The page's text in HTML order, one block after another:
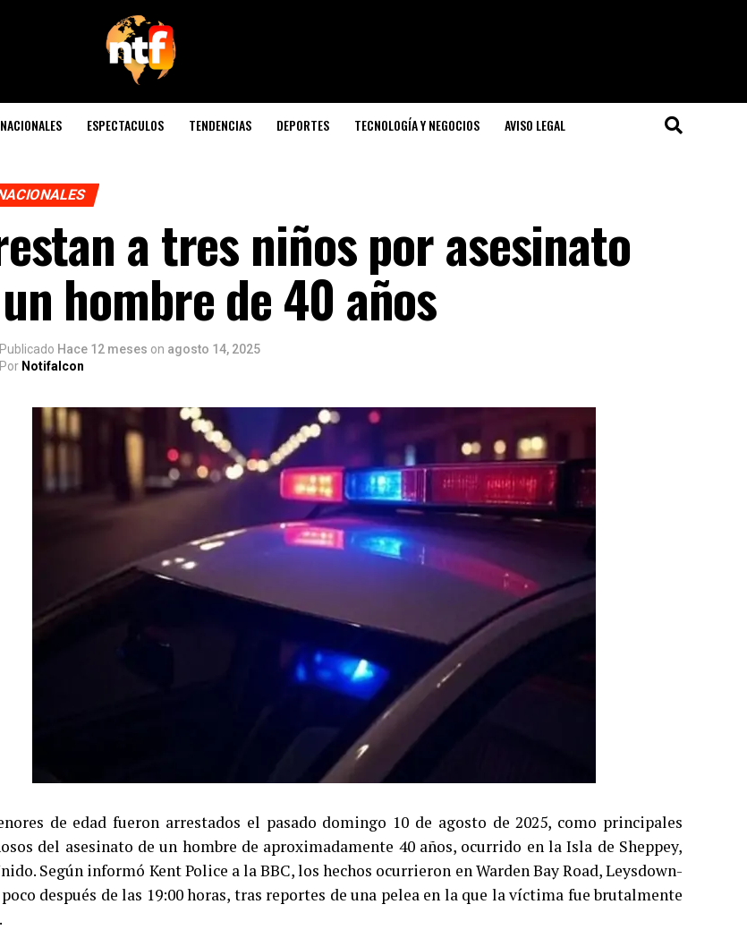
ESPECTACULOS TENDENCIAS DEPORTES TECNOLOGÍA Y NEGOCIOS AVISO LEGAL
a tres niños por asesinato
hombre de 40 años
Publicado Hace 12 meses on agosto 14, 2025
Por Notifalcon
de edad fueron arrestados el pasado domingo 10 de agosto de 2025, como principales
del asesinato de un hombre de aproximadamente 40 años, ocurrido en la Isla de Sheppey,
Según informó Kent Police a la BBC, los hechos ocurrieron en Warden Bay Road, Leysdown-
poco después de las 19:00 horas, tras reportes de una pelea en la que la víctima fue brutalmente